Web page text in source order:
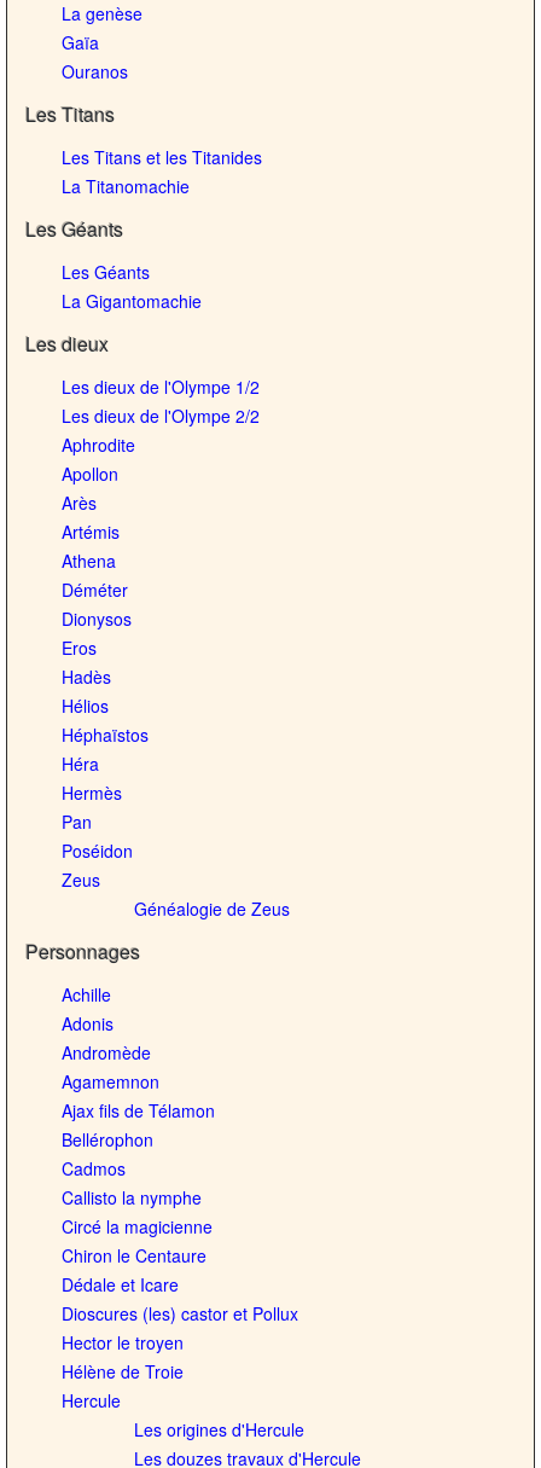
La genèse
Gaïa
Ouranos
Les Titans
Les Titans et les Titanides
La Titanomachie
Les Géants
Les Géants
La Gigantomachie
Les dieux
Les dieux de l'Olympe 1/2
Les dieux de l'Olympe 2/2
Aphrodite
Apollon
Arès
Artémis
Athena
Déméter
Dionysos
Eros
Hadès
Hélios
Héphaïstos
Héra
Hermès
Pan
Poséidon
Zeus
Généalogie de Zeus
Personnages
Achille
Adonis
Andromède
Agamemnon
Ajax fils de Télamon
Bellérophon
Cadmos
Callisto la nymphe
Circé la magicienne
Chiron le Centaure
Dédale et Icare
Dioscures (les) castor et Pollux
Hector le troyen
Hélène de Troie
Hercule
Les origines d'Hercule
Les douzes travaux d'Hercule